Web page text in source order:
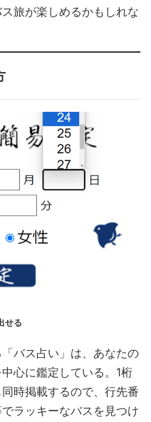
旅が楽しめるかもしれな
せる
バス占い」は、あなたの
心に鑑定している。1桁
時掲載するので、行先番
ラッキーなバスを見つけ